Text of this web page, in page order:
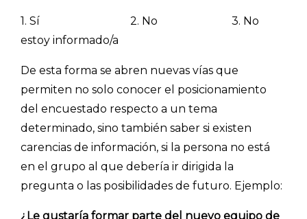
1. Sí 2. No 3. No
estoy informado/a
De esta forma se abren nuevas vías que
permiten no solo conocer el posicionamiento
del encuestado respecto a un tema
determinado, sino también saber si existen
carencias de información, si la persona no está
en el grupo al que debería ir dirigida la
pregunta o las posibilidades de futuro. Ejemplo:
¿Le gustaría formar parte del nuevo equipo de